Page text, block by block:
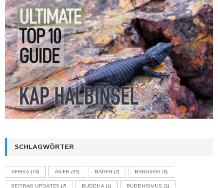
SCHLAGWÖRTER
AFRIKA(16) ASIEN (35) BADEN (2) BANGKOK (6)
BEITRAG UPDATES (7) BUDDHA(1) BUDDHISMUS (2)